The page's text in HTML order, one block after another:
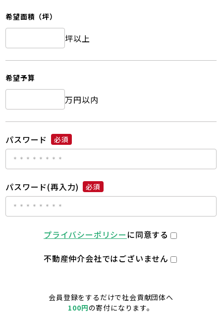
希望面積（坪）
坪以上
希望予算
万円以内
パスワード 必須
パスワード(再入力) 必須
プライバシーポリシー に同意する
不動産仲介会社ではございません
会員登録をするだけで社会貢献団体へ
100円の寄付になります。